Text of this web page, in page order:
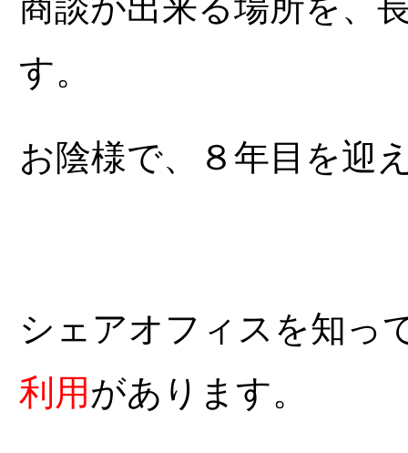
商談が出来る場所を、
す。
お陰様で、８年目を迎
シェアオフィスを知っ
利用 があります。